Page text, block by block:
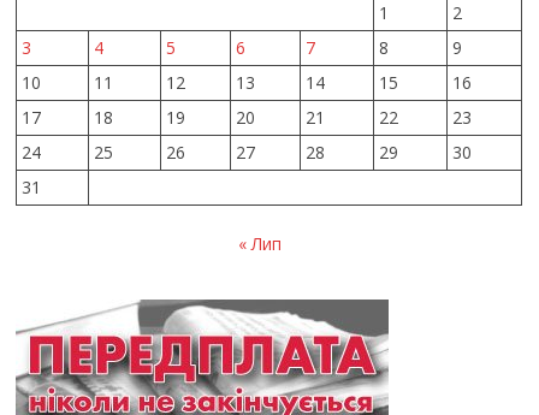
1
2
3
4 5 6 7 8
9
10
11 12 13 14 15
16
17
18 19 20 21 22
23
24
25 26 27 28 29
30
31
« Лип